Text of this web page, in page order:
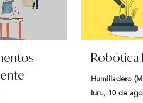
Robótica
Humilladero
lun., 10 de